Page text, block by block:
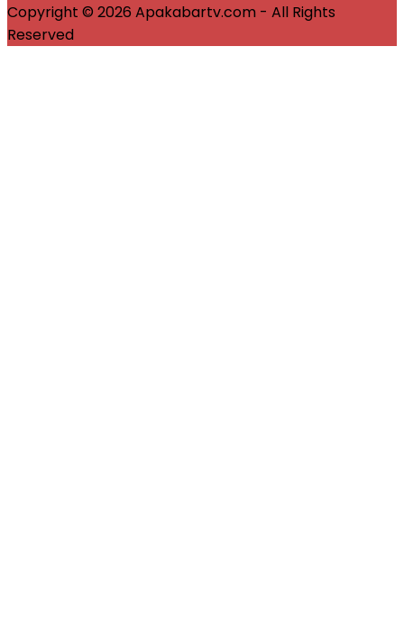
Copyright © 2026 Apakabartv.com - All Rights
Reserved